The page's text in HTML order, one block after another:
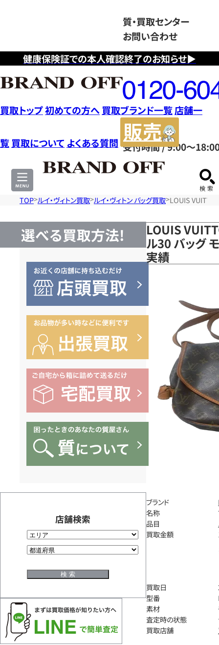
健康保険証での本人確認終了のお知らせ▶
質・買取センター
お問い合わせ
フ
リ
ー
ダ
イ
ヤ
ル
0120604117
受付時間 / 9:00～
買取トップ初めての方へ 買取ブランド一覧店舗一
覧 買取について よくある質問
サ
TOP ルイ・ヴィトン買取 ルイ・ヴィトン バッグ買取 LOUIS
選べる買取方法!
店舗検索
LOUIS
ル30 バッグ
実績
ブランド
名称
品目
買取金額
買取日
型番
素材
査定時の状態
買取店舗